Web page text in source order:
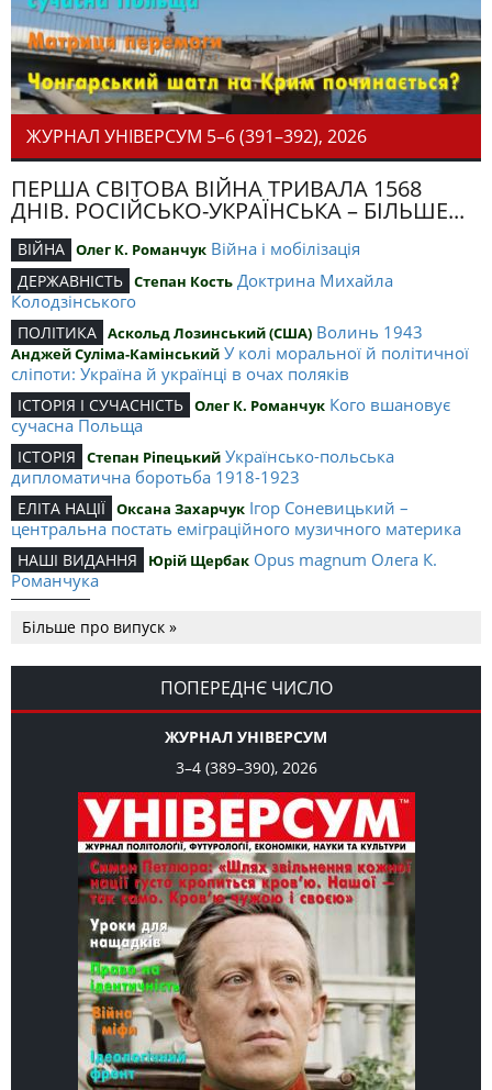
ЖУРНАЛ УНІВЕРСУМ 5–6 (391–392), 2026
ПЕРША СВІТОВА ВІЙНА ТРИВАЛА 1568
ДНІВ. РОСІЙСЬКО-УКРАЇНСЬКА – БІЛЬШЕ...
ВІЙНА Олег К. Романчук Війна і мобілізація
ДЕРЖАВНІСТЬ Степан Кость Доктрина Михайла
Колодзінського
ПОЛІТИКА Аскольд Лозинський (США) Волинь 1943
Анджей Суліма-Камінський У колі моральної й політичної
сліпоти: Україна й українці в очах поляків
ІСТОРІЯ І СУЧАСНІСТЬ Олег К. Романчук Кого вшановує
сучасна Польща
ІСТОРІЯ Степан Ріпецький Українсько-польська
дипломатична боротьба 1918-1923
ЕЛІТА НАЦІЇ Оксана Захарчук Ігор Соневицький –
центральна постать еміграційного музичного материка
НАШІ ВИДАННЯ Юрій Щербак Opus magnum Олега К.
Романчука
Романчука
СЛОВО РЕДАКЦІЙНЕ Олег К. Романчук Журавель і синиця
як уособлення української політстратегії й тактики
Більше про випуск »
ПОПЕРЕДНЄ ЧИСЛО
ЖУРНАЛ УНІВЕРСУМ
3–4 (389–390), 2026